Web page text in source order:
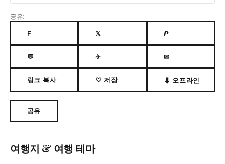
공유:
F 𝕏 𝙋
💬 ✈ ✉
링크 복사 ♡ 저장 ⬇ 오프라인
공유
여행지 & 여행 테마